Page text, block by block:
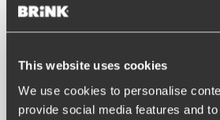
This website uses cookies
We use cookies to personalise
provide social media features and